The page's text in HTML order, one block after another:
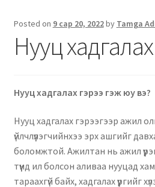
Гэрээний загвар
Ажил гүйцэтгэх гэрээ
Дотоод журмын багц
Журмууд​
Компанийн удирдлагын бичиг
Posted on 9 сар 20, 2022by Tamga
Нууц
Нууц хадгалах гэрээ гэж юу вэ?
Нууц хадгалах гэрээгээр ажил
үйлчлүүлэгчийнхээ эрх ашгийг
боломжтой. Ажилтан нь ажил
түүнд ил болсон аливаа нууцад
тараахгүй байх, хадгалах үүргийг